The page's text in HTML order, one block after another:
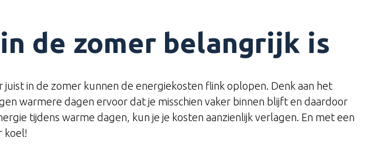
de zomer belangrijk is
in de zomer kunnen de energiekosten flink oplopen. Denk aan het
warmere dagen ervoor dat je misschien vaker binnen blijft en daardoor
tijdens warme dagen, kun je je kosten aanzienlijk verlagen. En met een
koel!